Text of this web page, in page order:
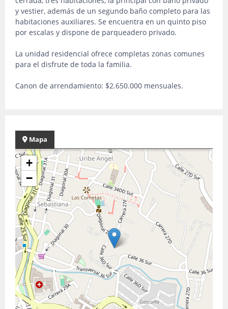
y vestier, además de un segundo baño completo para las
habitaciones auxiliares. Se encuentra en un quinto piso
por escalas y dispone de parqueadero privado.
La unidad residencial ofrece completas zonas comunes
para el disfrute de toda la familia.
Canon de arrendamiento: $2.650.000 mensuales.
Mapa
+
−